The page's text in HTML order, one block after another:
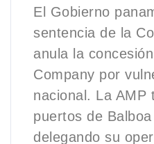
El Gobierno
sentencia de la
anula la
Company por
nacional. La AMP
puertos de
delegando su